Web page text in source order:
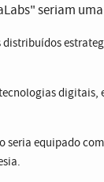
seriam
seria equipado